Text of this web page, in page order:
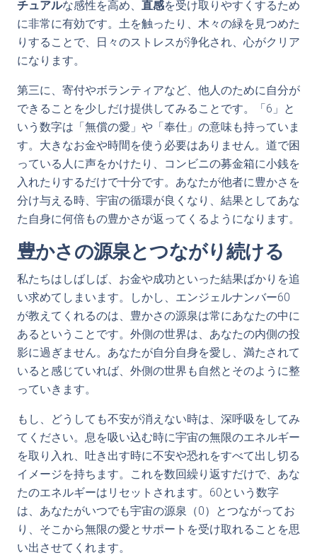
チュアルな感性を高め、 直感を受け取りやすくするため
に非常に有効です。土を触ったり、木々の緑を見つめた
りすることで、日々のストレスが浄化され、心がクリア
になります。
第三に、寄付やボランティアなど、他人のために自分が
できることを少しだけ提供してみることです。「6」と
いう数字は「無償の愛」や「奉仕」の意味も持っていま
す。大きなお金や時間を使う必要はありません。道で困
っている人に声をかけたり、コンビニの募金箱に小銭を
入れたりするだけで十分です。あなたが他者に豊かさを
分け与える時、宇宙の循環が良くなり、結果としてあな
た自身に何倍もの豊かさが返ってくるようになります。
豊かさの源泉とつながり続ける
私たちはしばしば、お金や成功といった結果ばかりを追
い求めてしまいます。しかし、エンジェルナンバー60
が教えてくれるのは、豊かさの源泉は常にあなたの中に
あるということです。外側の世界は、あなたの内側の投
影に過ぎません。あなたが自分自身を愛し、満たされて
いると感じていれば、外側の世界も自然とそのように整
っていきます。
もし、どうしても不安が消えない時は、深呼吸をしてみ
てください。息を吸い込む時に宇宙の無限のエネルギー
を取り入れ、吐き出す時に不安や恐れをすべて出し切る
イメージを持ちます。これを数回繰り返すだけで、あな
たのエネルギーはリセットされます。60という数字
は、あなたがいつでも宇宙の源泉（0）とつながってお
り、そこから無限の愛とサポートを受け取れることを思
い出させてくれます。